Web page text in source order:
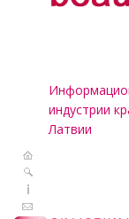
индустрии
Латвии